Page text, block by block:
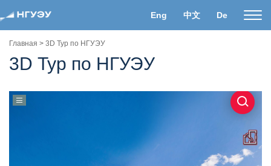
Eng 中文 De
Главная > 3D Тур по НГУЭУ
3D Тур по НГУЭУ